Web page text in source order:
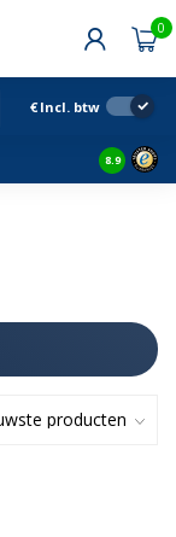
0
€ Incl. btw
Snelle
8.9